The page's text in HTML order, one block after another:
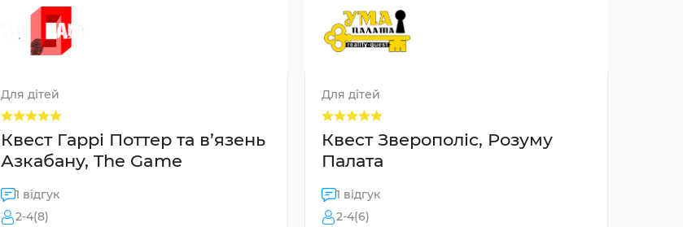
Для дітей
Квест Гаррі Поттер та в’язень
Азкабану, The Game
1 відгук
2-4(8)
Для дітей
Квест Зверополіс, Розуму
Палата
1 відгук
2-4(6)